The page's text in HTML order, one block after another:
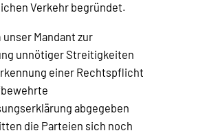
Verkehr begründet.
unser Mandant zur
unnötiger Streitigkeiten
einer Rechtspflicht
abgegeben
die Parteien sich noch